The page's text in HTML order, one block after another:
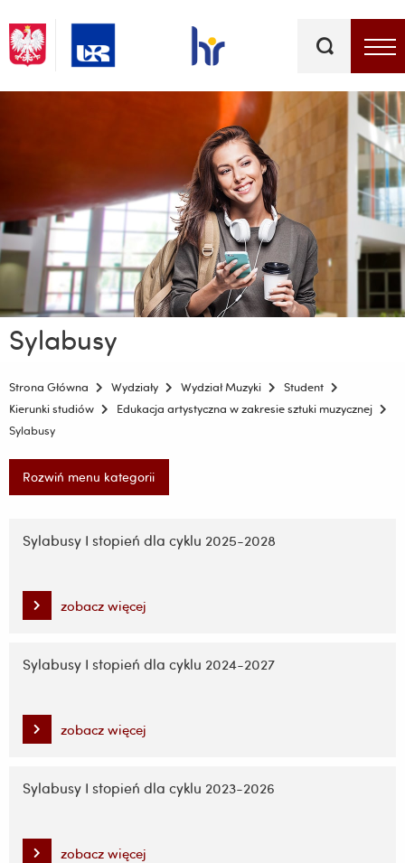
kluczowe
Sylabusy
Strona Główna Wydziały Wydział Muzyki
Student
Kierunki studiów
Edukacja artystyczna w zakresie sztuki muzycznej
Sylabusy
Rozwiń menu kategorii
nawigację
treści
Sylabusy I stopień dla cyklu 2025-2028
zobacz więcej
Sylabusy I stopień dla cyklu 2024-2027
zobacz więcej
Sylabusy I stopień dla cyklu 2023-2026
zobacz więcej